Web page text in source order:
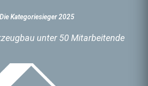
Die Kategoriesieger 2025
unter 50 Mitarbeitende